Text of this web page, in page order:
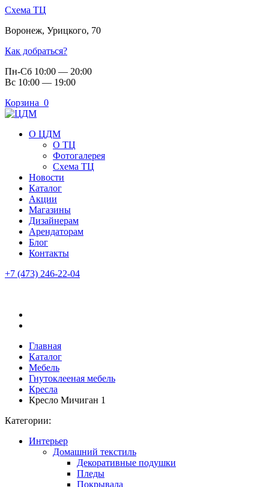
Схема ТЦ
Воронеж, Урицкого, 70
Как добраться?
Пн-Сб 10:00 — 20:00
Вс 10:00 — 19:00
Корзина 0
О ЦДМ
О ТЦ
Фотогалерея
Схема ТЦ
Новости
Каталог
Акции
Магазины
Дизайнерам
Арендаторам
Блог
Контакты
+7 (473) 246-22-04
Главная
Каталог
Мебель
Гнутоклееная мебель
Кресла
Кресло Мичиган 1
Категории:
Интерьер
Домашний текстиль
Декоративные подушки
Пледы
Покрывала